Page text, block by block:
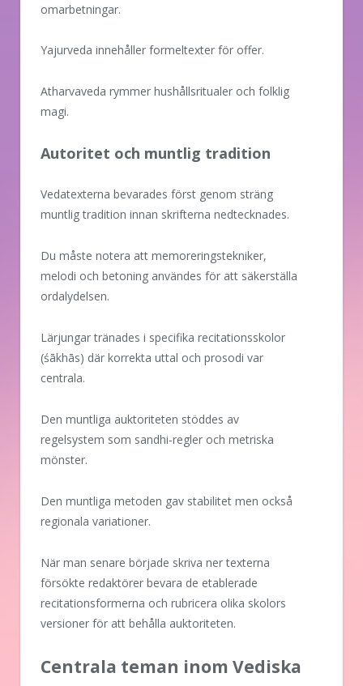
omarbetningar.
Yajurveda innehåller formeltexter för offer.
Atharvaveda rymmer hushållsritualer och folklig
magi.
Autoritet och muntlig tradition
Vedatexterna bevarades först genom sträng
muntlig tradition innan skrifterna nedtecknades.
Du måste notera att memoreringstekniker,
melodi och betoning användes för att säkerställa
ordalydelsen.
Lärjungar tränades i specifika recitationsskolor
(śākhās) där korrekta uttal och prosodi var
centrala.
Den muntliga auktoriteten stöddes av
regelsystem som sandhi-regler och metriska
mönster.
Den muntliga metoden gav stabilitet men också
regionala variationer.
När man senare började skriva ner texterna
försökte redaktörer bevara de etablerade
recitationsformerna och rubricera olika skolors
versioner för att behålla auktoriteten.
Centrala teman inom Vediska